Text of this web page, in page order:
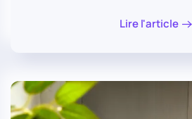
Lire l'article